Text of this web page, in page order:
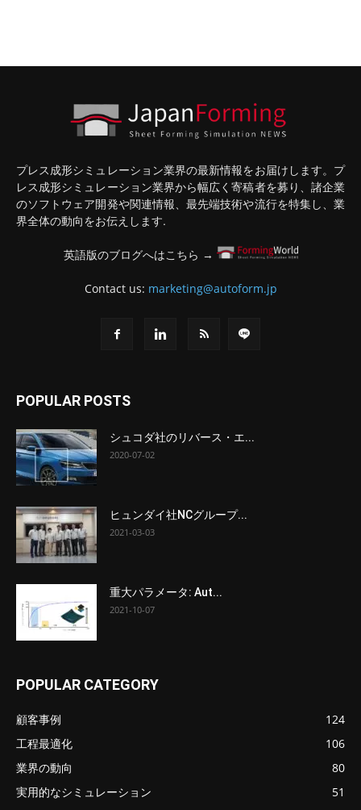
プレス成形シミュレーション業界の最新情報をお届けします。プ
レス成形シミュレーション業界から幅広く寄稿者を募り、諸企業
のソフトウェア開発や関連情報、最先端技術や流行を特集し、業
界全体の動向をお伝えします.
英語版のブログへはこちら →
Contact us: marketing@autoform.jp
POPULAR POSTS
シュコダ社のリバース・エ...
2020-07-02
ヒュンダイ社NCグループ...
2021-03-03
重大パラメータ: Aut...
2021-10-07
POPULAR CATEGORY
顧客事例
124
工程最適化
106
業界の動向
80
実用的なシミュレーション
51